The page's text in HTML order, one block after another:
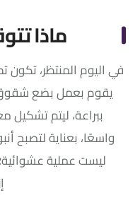
ماذا
في اليوم المنتظر، تكون
يقوم بعمل بضع شقوق
ببراعة، ليتم
واسعًا، بعناية لتصبح
ليست عملية